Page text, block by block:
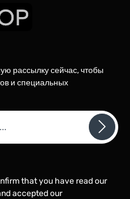
рассылку сейчас, чтобы
и специальных
that you have read our
accepted our